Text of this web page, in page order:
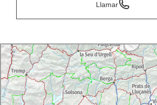
Llamar